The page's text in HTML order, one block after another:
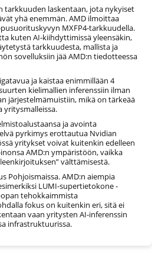
tarkkuuden laskentaan, jota nykyiset
yhä enemmän. AMD ilmoittaa
MXFP4-tarkkuudella.
kuten AI-kiihdyttimissä yleensäkin,
tarkkuudesta, mallista ja
sovelluksiin jää AMD:n tiedotteessa
ja kaistaa enimmillään 4
kielimallien inferenssiin ilman
järjestelmämuistiin, mikä on tärkeää
yritysmalleissa.
ja avointa
pyrkimys erottautua Nvidian
yritykset voivat kuitenkin edelleen
AMD:n ympäristöön, vaikka
välttämisestä.
Pohjoismaissa. AMD:n aiempia
LUMI-super­tietokone -
tehokkaimmista
fokus on kuitenkin eri, sitä ei
vaan yritysten AI-inferenssin
infrastruktuurissa.